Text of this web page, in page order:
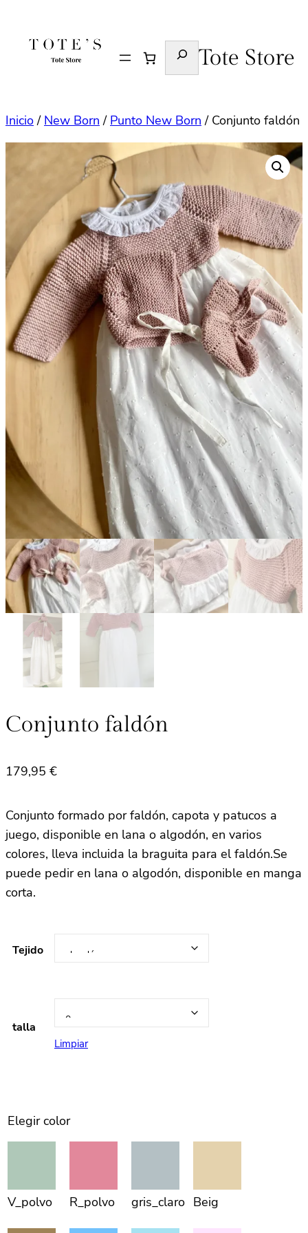
contenido
BuscarTote Store
Inicio / New Born / Punto New Born / Conjunto faldón
Conjunto faldón
179,95 €
Conjunto formado por faldón, capota y patucos a
juego, disponible en lana o algodón, en varios
colores, lleva incluida la braguita para el faldón.Se
puede pedir en lana o algodón, disponible en manga
corta.
Tejido
talla
Limpiar
Elegir color
V_polvo R_polvo gris_claro Beig